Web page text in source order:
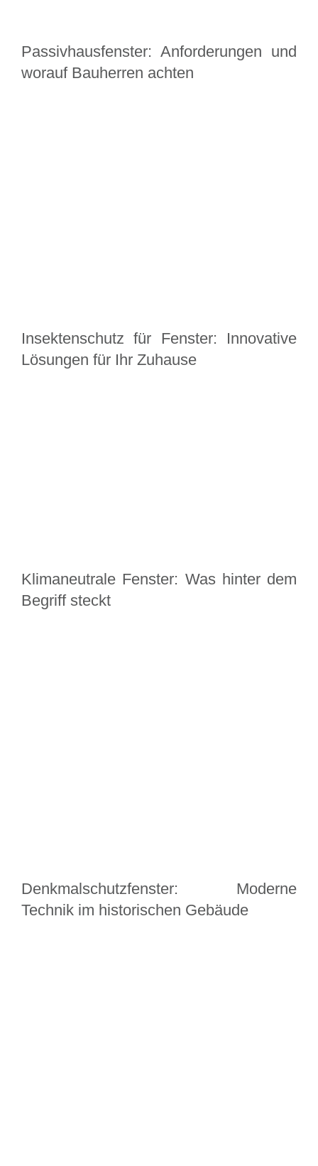
Passivhausfenster: Anforderungen und
worauf Bauherren achten
Insektenschutz für Fenster: Innovative
Lösungen für Ihr Zuhause
Klimaneutrale Fenster: Was hinter dem
Begriff steckt
Denkmalschutzfenster: Moderne
Technik im historischen Gebäude